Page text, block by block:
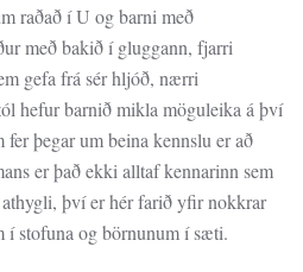
raðað í U og barni með
með bakið í gluggann, fjarri
gefa frá sér hljóð, nærri
hefur barnið mikla möguleika á því
þegar um beina kennslu er að
er það ekki alltaf kennarinn sem
því er hér farið yfir nokkrar
í stofuna og börnunum í sæti.